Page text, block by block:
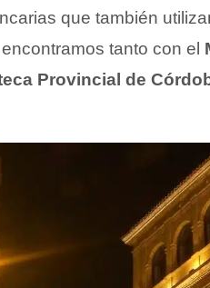
que también
tanto con el
Provincial de